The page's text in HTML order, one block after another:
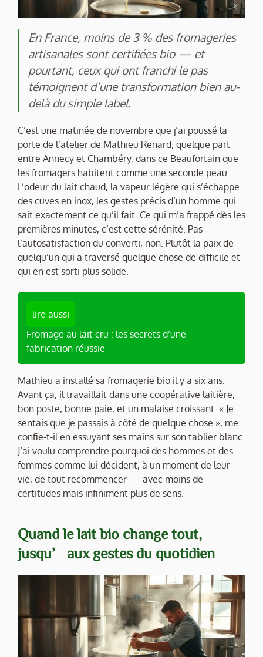
En France, moins de 3 % des fromageries
artisanales sont certifiées bio — et
pourtant, ceux qui ont franchi le pas
témoignent d’une transformation bien au-
delà du simple label.
C’est une matinée de novembre que j’ai poussé la
porte de l’atelier de Mathieu Renard, quelque part
entre Annecy et Chambéry, dans ce Beaufortain que
les fromagers habitent comme une seconde peau.
L’odeur du lait chaud, la vapeur légère qui s’échappe
des cuves en inox, les gestes précis d’un homme qui
sait exactement ce qu’il fait. Ce qui m’a frappé dès les
premières minutes, c’est cette sérénité. Pas
l’autosatisfaction du converti, non. Plutôt la paix de
quelqu’un qui a traversé quelque chose de difficile et
qui en est sorti plus solide.
lire aussi
Fromage au lait cru : les secrets d’une
fabrication réussie
Mathieu a installé sa fromagerie bio il y a six ans.
Avant ça, il travaillait dans une coopérative laitière,
bon poste, bonne paie, et un malaise croissant. « Je
sentais que je passais à côté de quelque chose », me
confie-t-il en essuyant ses mains sur son tablier blanc.
J’ai voulu comprendre pourquoi des hommes et des
femmes comme lui décident, à un moment de leur
vie, de tout recommencer — avec moins de
certitudes mais infiniment plus de sens.
Quand le lait bio change tout,
jusqu’aux gestes du quotidien